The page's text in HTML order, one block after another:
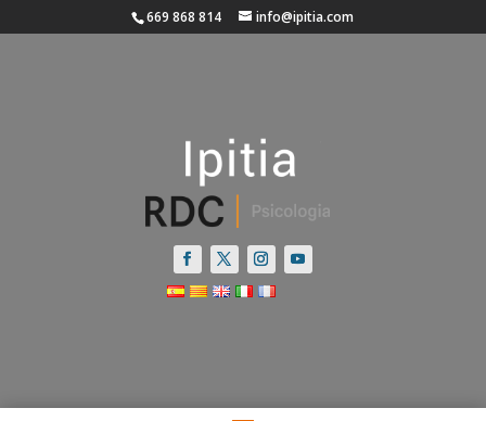
669 868 814 info@ipitia.com